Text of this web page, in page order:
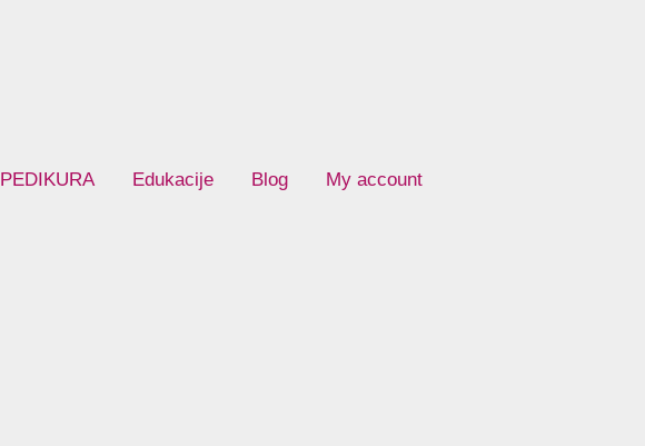
PEDIKURA Edukacije Blog My account